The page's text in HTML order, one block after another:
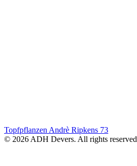
Topfpflanzen Andrè Ripkens 73
© 2026 ADH Devers. All rights reserved